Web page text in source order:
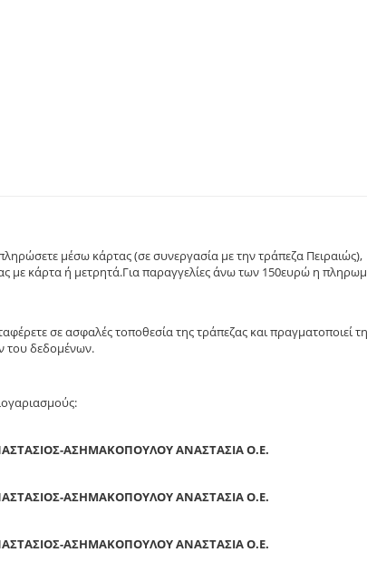
μέσω κάρτας (σε συνεργασία με την τράπεζα Πειραιώς),
με κάρτα ή μετρητά.Για παραγγελίες άνω των 150ευρώ η
σε ασφαλές τοποθεσία της τράπεζας και πραγματοποιεί
του δεδομένων.
ΑΣΗΜΑΚΟΠΟΥΛΟΥ ΑΝΑΣΤΑΣΙΑ Ο.Ε.
ΑΣΗΜΑΚΟΠΟΥΛΟΥ ΑΝΑΣΤΑΣΙΑ Ο.Ε.
ΑΣΗΜΑΚΟΠΟΥΛΟΥ ΑΝΑΣΤΑΣΙΑ Ο.Ε.